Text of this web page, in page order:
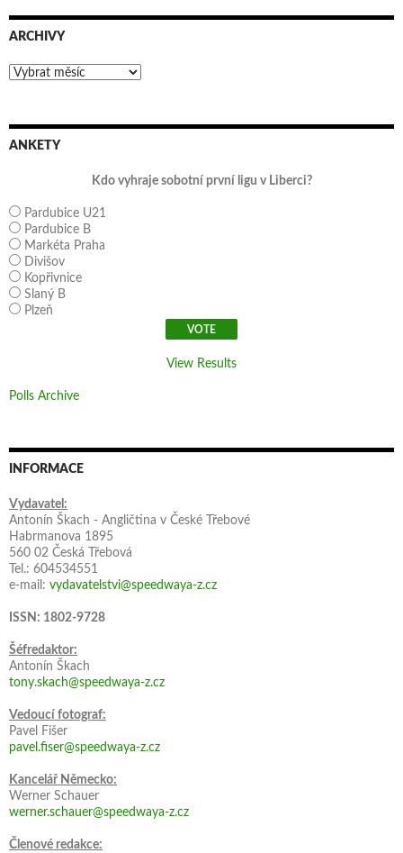
ARCHIVY
Archivy
ANKETY
Kdo vyhraje sobotní první ligu v Liberci?
Pardubice U21
Pardubice B
Markéta Praha
Divišov
Kopřivnice
Slaný B
Plzeň
View Results
Polls Archive
INFORMACE
Vydavatel:
Antonín Škach - Angličtina v České Třebové
Habrmanova 1895
560 02 Česká Třebová
Tel.: 604534551
e-mail: vydavatelstvi@speedwaya-z.cz
ISSN: 1802-9728
Šéfredaktor:
Antonín Škach
tony.skach@speedwaya-z.cz
Vedoucí fotograf:
Pavel Fišer
pavel.fiser@speedwaya-z.cz
Kancelář Německo:
Werner Schauer
werner.schauer@speedwaya-z.cz
Členové redakce: